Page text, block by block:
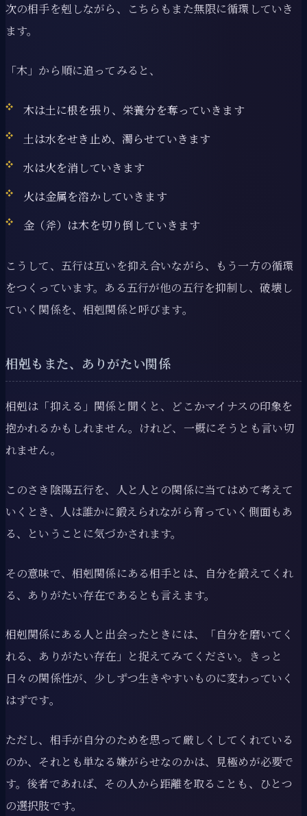
次の相手を剋しながら、こちらもまた無限に循環していき
ます。
「木」から順に追ってみると、
木は土に根を張り、栄養分を奪っていきます
土は水をせき止め、濁らせていきます
水は火を消していきます
火は金属を溶かしていきます
金（斧）は木を切り倒していきます
こうして、五行は互いを抑え合いながら、もう一方の循環
をつくっています。ある五行が他の五行を抑制し、破壊し
ていく関係を、相剋関係と呼びます。
相剋もまた、ありがたい関係
相剋は「抑える」関係と聞くと、どこかマイナスの印象を
抱かれるかもしれません。けれど、一概にそうとも言い切
れません。
このさき陰陽五行を、人と人との関係に当てはめて考えて
いくとき、人は誰かに鍛えられながら育っていく側面もあ
る、ということに気づかされます。
その意味で、相剋関係にある相手とは、自分を鍛えてくれ
る、ありがたい存在であるとも言えます。
相剋関係にある人と出会ったときには、「自分を磨いてく
れる、ありがたい存在」と捉えてみてください。きっと
日々の関係性が、少しずつ生きやすいものに変わっていく
はずです。
ただし、相手が自分のためを思って厳しくしてくれている
のか、それとも単なる嫌がらせなのかは、見極めが必要で
す。後者であれば、その人から距離を取ることも、ひとつ
の選択肢です。